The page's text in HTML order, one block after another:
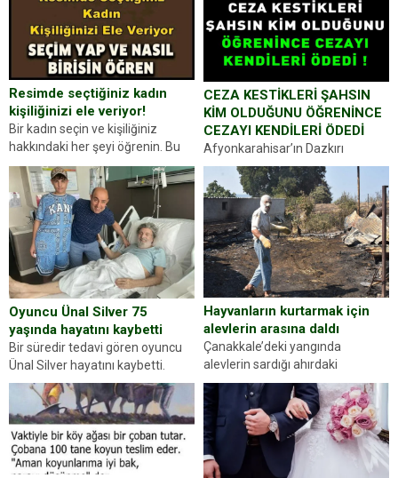
Resimde seçtiğiniz kadın
kişiliğinizi ele veriyor!
Bir kadın seçin ve kişiliğiniz
hakkındaki her şeyi öğrenin. Bu
kez karşınıza oldukça farklı bir
kişilik testiyle çıkıyoruz. Resimde
gördüğünüz kadın figürlerinden
dikkatinizi en...
CEZA KESTİKLERİ ŞAHSIN
KİM OLDUĞUNU ÖĞRENİNCE
CEZAYI KENDİLERİ ÖDEDİ
Afyonkarahisar’ın Dazkırı
ilçesinde trafik uygulaması
yapan jandarma ekipleri
durdurdukları bir otomobilin
sürücüsünden ehliyet ve ruhsat
sorup belgelerini istedi. Sürücü
Abdurrahman Ö.nün verdiği
evraklarda eksik olduğunu...
Oyuncu Ünal Silver 75
yaşında hayatını kaybetti
Bir süredir tedavi gören oyuncu
Ünal Silver hayatını kaybetti.
Haberi, oyuncunun menajerlik
ajansı duyurdu. Renda Güner,
sosyal medya hesabında “Usta
Oyuncumuz ve çok değerli
dostumuz...
Hayvanların kurtarmak için
alevlerin arasına daldı
Çanakkale’deki yangında
alevlerin sardığı ahırdaki
hayvanlarını kurtarmak isteyen
Zeki Demir (66) ölümden döndü.
Yüzünde ve ellerinde yanıklar
oluşan Demir, kâbus dolu anları
anlattı… Merkeze bağlı...